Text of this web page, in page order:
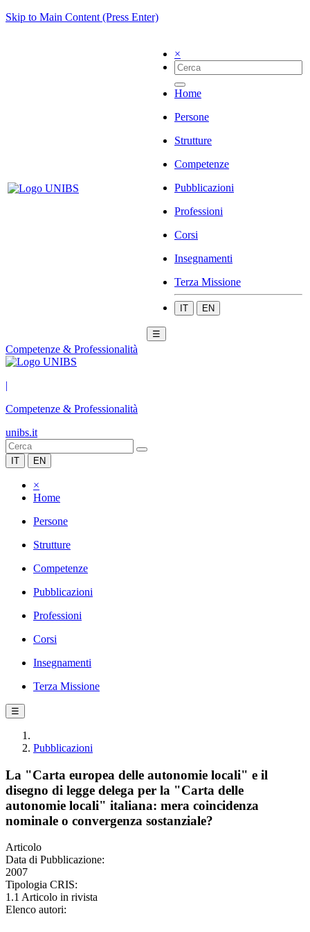
Skip to Main Content (Press Enter)
×
Home
Persone
Strutture
Competenze
Pubblicazioni
Professioni
Corsi
Insegnamenti
Terza Missione
IT EN
☰
Competenze & Professionalità
|
Competenze & Professionalità
unibs.it
IT EN
×
Home
Persone
Strutture
Competenze
Pubblicazioni
Professioni
Corsi
Insegnamenti
Terza Missione
☰
Pubblicazioni
La "Carta europea delle autonomie locali" e il
disegno di legge delega per la "Carta delle
autonomie locali" italiana: mera coincidenza
nominale o convergenza sostanziale?
Articolo
Data di Pubblicazione:
2007
Tipologia CRIS:
1.1 Articolo in rivista
Elenco autori: